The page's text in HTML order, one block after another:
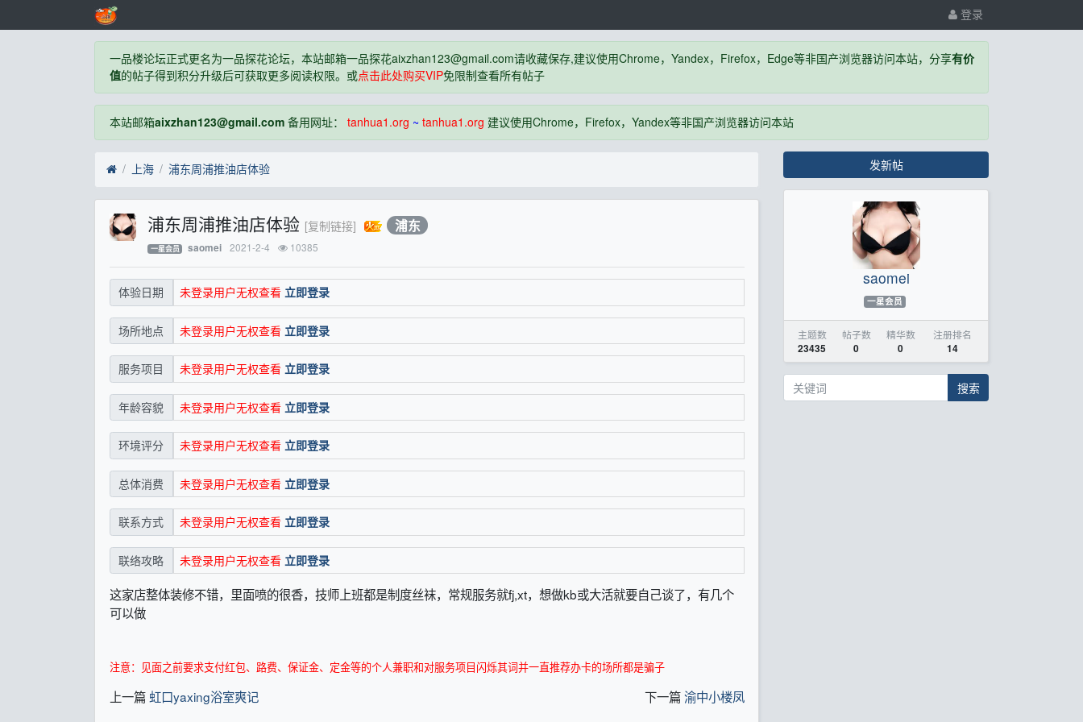
登录
一品楼论坛正式更名为一品探花论坛，本站邮箱一品探花aixzhan123@gmail.com请收藏保存,建议使用Chrome，Yandex，Firefox，Edge等非国产浏览器访问本站，分享有价
值的帖子得到积分升级后可获取更多阅读权限。或点击此处购买VIP免限制查看所有帖子
本站邮箱aixzhan123@gmail.com备用网址： tanhua1.org ~ tanhua1.org 建议使用Chrome，Firefox，Yandex等非国产浏览器访问本站
上海 浦东周浦推油店体验
浦东周浦推油店体验 [复制链接] 浦东
一星会员 saomei 2021-2-4 10385
体验日期 未登录用户无权查看 立即登录
场所地点 未登录用户无权查看 立即登录
服务项目 未登录用户无权查看 立即登录
年龄容貌 未登录用户无权查看 立即登录
环境评分 未登录用户无权查看 立即登录
总体消费 未登录用户无权查看 立即登录
联系方式 未登录用户无权查看 立即登录
联络攻略 未登录用户无权查看 立即登录
这家店整体装修不错，里面喷的很香，技师上班都是制度丝袜，常规服务就fj,xt，想做kb或大活就要自己谈了，有几个
可以做
注意：见面之前要求支付红包、路费、保证金、定金等的个人兼职和对服务项目闪烁其词并一直推荐办卡的场所都是骗子
上一篇 虹口yaxing浴室爽记 下一篇 渝中小楼凤
发新帖
saomei
一星会员
主题数
23435
帖子数
0
精华数
0
注册排名
14
搜索